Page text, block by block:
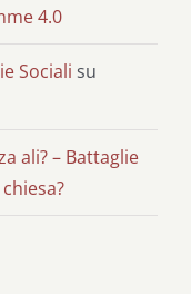
4.0
Sociali su
ali? – Battaglie